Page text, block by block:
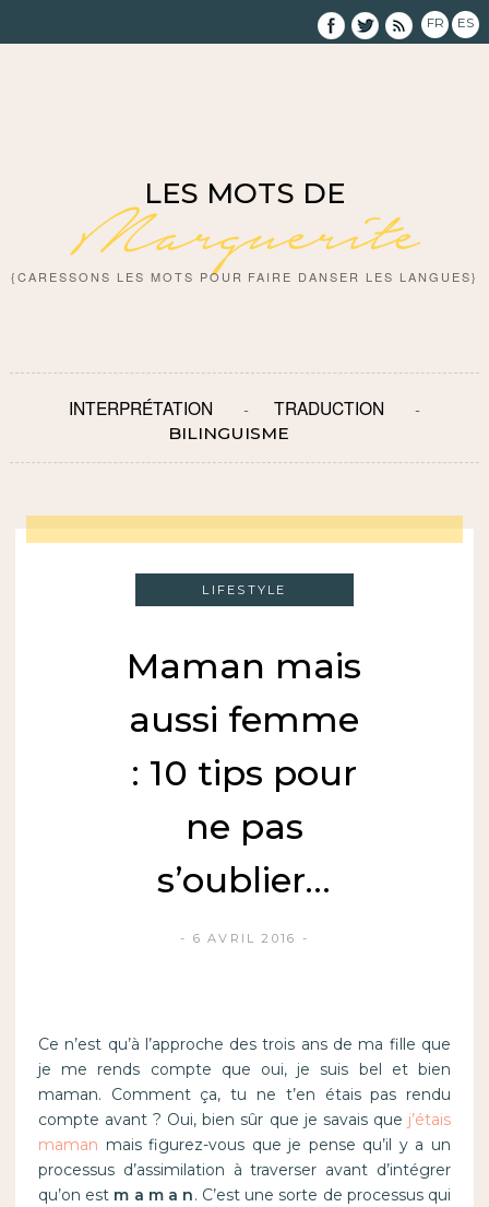
FR ES
LES MOTS DE
Marguerite
{CARESSONS LES MOTS POUR FAIRE DANSER LES LANGUES}
INTERPRÉTATION TRADUCTION
BILINGUISME
LIFESTYLE
Maman mais
aussi femme
: 10 tips pour
ne pas
s’oublier…
6 AVRIL 2016
Ce n’est qu’à l’approche des trois ans de ma fille que
je me rends compte que oui, je suis bel et bien
maman. Comment ça, tu ne t’en étais pas rendu
compte avant ? Oui, bien sûr que je savais que j’étais
maman mais figurez-vous que je pense qu’il y a un
processus d’assimilation à traverser avant d’intégrer
qu’on est m a m a n. C’est une sorte de processus qui